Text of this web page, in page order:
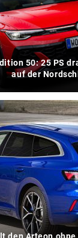
50: 25 PS
auf der